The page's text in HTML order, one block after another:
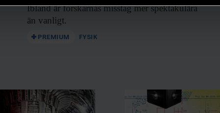
för att anpassa innehållet och annonserna till användarna,
trafik. Vi vidarebefordrar även sådana identifierare och
och analysföretag som vi samarbetar med. Dessa kan i
Ibland är forskarnasmisstag mer spektakulära
än vanligt.
PREMIUM FYSIK